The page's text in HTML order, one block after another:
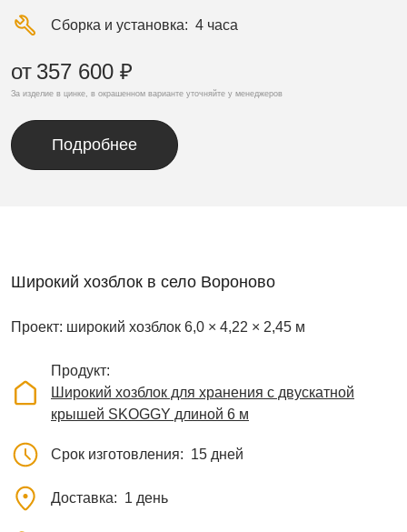
Сборка и установка 4 часа
от 357 600 ₽
За изделие в цинке, в окрашенном варианте уточняйте у менеджеров
Подробнее
Широкий хозблок в село Вороново
Проект: широкий хозблок 6,0 × 4,22 × 2,45 м
Продукт
Широкий хозблок для хранения с двускатной
крышей SKOGGY длиной 6 м
Срок изготовления 15 дней
Доставка 1 день